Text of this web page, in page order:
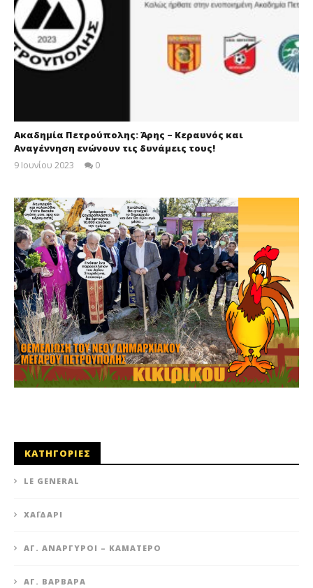
Ακαδημία Πετρούπολης: Άρης – Κεραυνός και
Αναγέννηση ενώνουν τις δυνάμεις τους!
9 Ιουνίου 2023
0
ΚΑΤΗΓΟΡΙΕΣ
LE GENERAL
XΑΪΔΆΡΙ
ΆΓ. ΑΝΆΡΓΥΡΟΙ – KΑΜΑΤΕΡΌ
ΑΓ. ΒΑΡΒΆΡΑ